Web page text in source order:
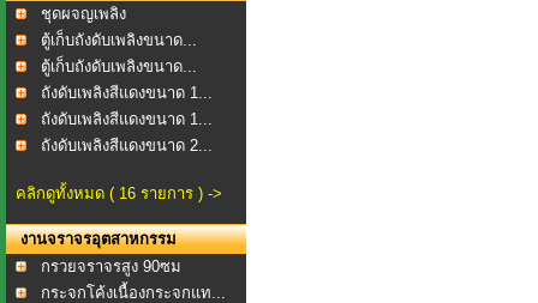
ชุดผจญเพลิง
ตู้เก็บถังดับเพลิงขนาด...
ตู้เก็บถังดับเพลิงขนาด...
ถังดับเพลิงสีแดงขนาด 1...
ถังดับเพลิงสีแดงขนาด 1...
ถังดับเพลิงสีแดงขนาด 2...
คลิกดูทั้งหมด ( 16 รายการ ) ->
งานจราจรอุตสาหกรรม
กรวยจราจรสูง 90ซม
กระจกโค้งเนื้องกระจกแท...